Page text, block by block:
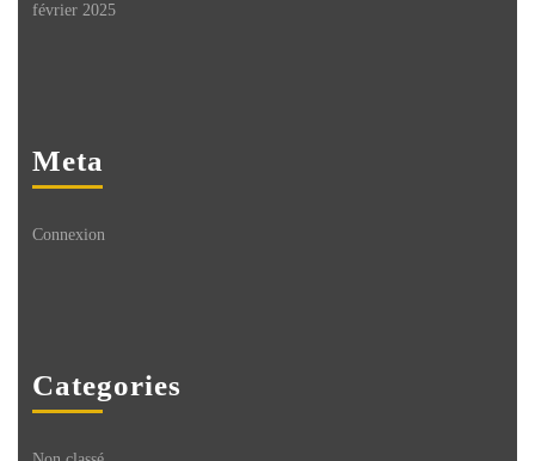
février 2025
Meta
Connexion
Categories